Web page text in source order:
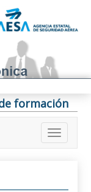
formación